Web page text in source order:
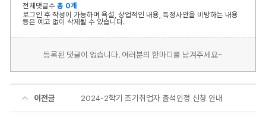
전체댓글수 총 0개
로그인 후 작성이 가능하며 욕설, 상업적인 내용, 특정사안을 비방하는 내용
등은 예고 없이 삭제될 수 있습니다.
등록된 댓글이 없습니다. 여러분의 한마디를 남겨주세요~
이전글 2024-2학기 조기취업자 출석인정 신청 안내